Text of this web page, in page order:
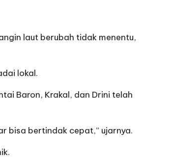
laut berubah tidak menentu,
lokal.
Baron, Krakal, dan Drini telah
bisa bertindak cepat,” ujarnya.